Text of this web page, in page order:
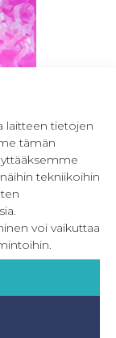
laitteen tietojen
tämän
tekniikoihin
voi vaikuttaa
super